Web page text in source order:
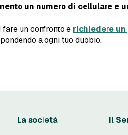
un numero di cellulare e
fare un confronto e richiedere
a ogni tuo dubbio.
La società Il